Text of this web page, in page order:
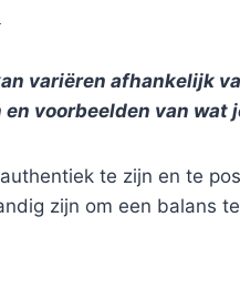
variëren afhankelijk
voorbeelden van wat
te zijn en te
zijn om een balans